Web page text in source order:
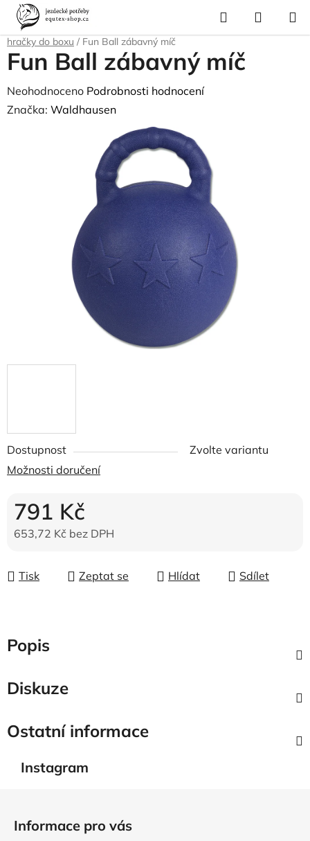
Přejít
obsah
Hledat
KOŠÍK
Domů
Krmivo a vitamíny
hračky do boxu / Fun Ball zábavný míč
Dostupnost
Zvolte variantu
Možnosti doručení
791 Kč
653,72 Kč bez DPH
Tisk Zeptat se Hlídat Sdílet
Fun Ball zábavný míč
Průměrné
hodnocení
Neohodnoceno Podrobnosti hodnocení
Značka: Waldhausen
Popis
Diskuze
Ostatní informace
Instagram
Informace pro vás